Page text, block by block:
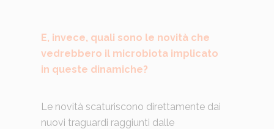
E, invece, quali sono le novità che
vedrebbero il microbiota implicato
in queste dinamiche?
Le novità scaturiscono direttamente dai
nuovi traguardi raggiunti dalle